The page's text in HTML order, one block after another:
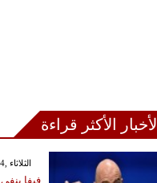
الأخبار الأكثر قراءة
GMT 11:15 2026 الثلاثاء ,04 آب / أغسطس
فيفا